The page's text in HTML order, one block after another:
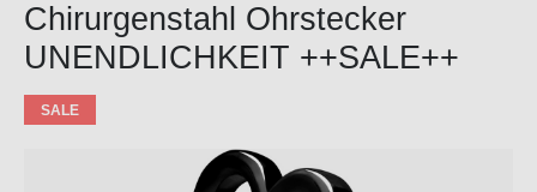
Chirurgenstahl Ohrstecker
UNENDLICHKEIT ++SALE++
SALE